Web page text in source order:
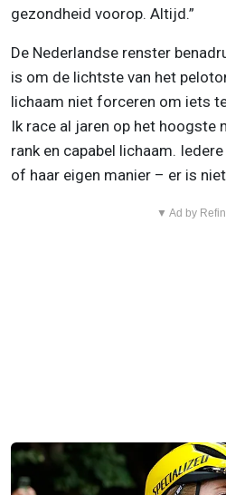
gezondheid voorop. Altijd.”
De Nederlandse renster
is om de lichtste van het
lichaam niet forceren om iets
Ik race al jaren op het hoogste
rank en capabel lichaam.
of haar eigen manier – er is
▼ Ad by